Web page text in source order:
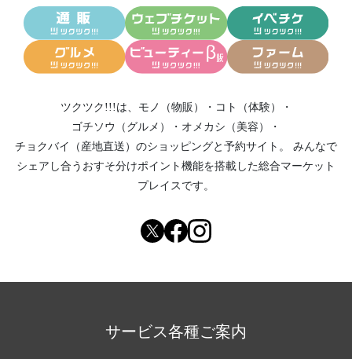
ツクツク!!!は、 モノ（物販） ・ コト（体験）
・
ゴチソウ（グルメ）
・ オメカシ（美容）
・
チョクバイ（産地直送） のショッピングと予約サイト。
みんなで
シェアし合う おすそ分けポイント機能を搭載した総合マーケット
プレイスです。
サービス各種ご案内